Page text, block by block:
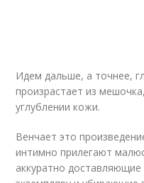
Идем дальше, а точнее,
произрастает из
углублении кожи.
Венчает это
интимно прилегают
аккуратно